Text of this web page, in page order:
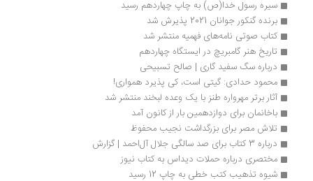
سیره رسول خدا(ص) به چاپ چهاردهم رسید
برنده گنکور جوانان 2021 پذیرش شد
کتاب صوتی نامه‌های فهمیه منتشر شد
تاریخ هنر گامبریچ در ایستگاه چهاردهم
درباره سگ سفید گاری | صالح تسبیحی
محمود حدادی: گیتی است، کی پذیرد همواری!
آثار برتر مهرواره طنز با یک وعده لبخند منتشر شد
باخانمان برای دوازدهمین بار از کانون آمد
تلاش مصر برای بزرگداشت نجیب محفوظ
درباره 3 کتاب برای صد سالگی جلال آل‌احمد | گزارش
مختصری درباره حملات دیداس به کتاب نیوز
شیوه تذهیب کتب خطی به چاپ 12 رسید